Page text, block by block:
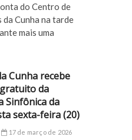
do Centro de
Cunha na tarde
mais uma
Cunha recebe
da
Sinfônica da
sexta-feira (20)
17 de março de 2026